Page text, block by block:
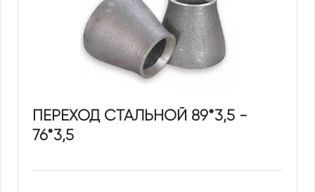
ПЕРЕХОД СТАЛЬНОЙ 89*3,5 -
76*3,5